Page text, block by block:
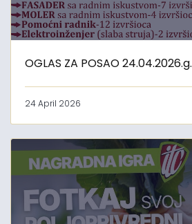
OGLAS ZA POSAO 24.04.2026.g.
24 April 2026